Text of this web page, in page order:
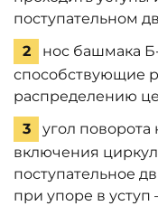
поступательном
2
нос башмака
способствующие
распределению
3
угол
включения
поступательное
при упоре в уступ